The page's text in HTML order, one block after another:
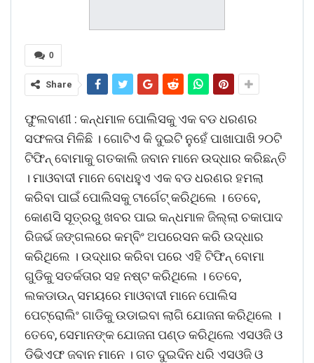
0
Share
ଫୁଲବାଣୀ : କନ୍ଧମାଳ ପୋଲିସକୁ ଏକ ବଡ ଧରଣର
ସଫଳତା ମିଳିଛି । ଗୋଟିଏ କି ଦୁଇଟି ନୁହେଁ ପାଖାପାଖି ୨୦ଟି
ଟିଫିନ୍ ବୋମାକୁ ଗତକାଲି ଜବାନ ମାନେ ଉଦ୍ଧାର କରିଛନ୍ତି
। ମାଓବାଦୀ ମାନେ ବୋଧହୁଏ ଏକ ବଡ ଧରଣର ହମଲା
କରିବା ପାଇଁ ପୋଲିସକୁ ଟାର୍ଗେଟ୍ କରିଥିଲେ । ତେବେ,
କୋଣସି ସୂତ୍ରରୁ ଖବର ପାଇ କନ୍ଧମାଳ ଜିଲ୍ଲା ଚକାପାଦ
ରିଜର୍ଭ ଜଙ୍ଗଲରେ କମ୍ବିଂ ଅପରେସନ କରି ଉଦ୍ଧାର
କରିଥିଲେ । ଉଦ୍ଧାର କରିବା ପରେ ଏହି ଟିଫିନ୍ ବୋମା
ଗୁଡିକୁ ସତର୍କତାର ସହ ନଷ୍ଟ କରିଥିଲେ । ତେବେ,
ଲକଡାଉନ୍ ସମୟରେ ମାଓବାଦୀ ମାନେ ପୋଲିସ
ପେଟ୍ରୋଲିଂ ଗାଡିକୁ ଉଡାଇବା ଲାଗି ଯୋଜନା କରିଥିଲେ ।
ତେବେ, ସେମାନଙ୍କ ଯୋଜନା ପଣ୍ଡ କରିଥିଲେ ଏସଓଜି ଓ
ଡିଭିଏଫ ଜବାନ ମାନେ । ଗତ ଦୁଇଦିନ ଧରି ଏସଓଜି ଓ